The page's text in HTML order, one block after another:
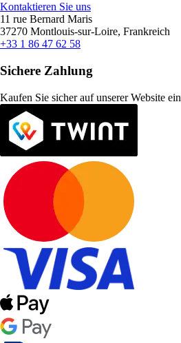
Kontaktieren Sie uns
11 rue Bernard Maris
37270 Montlouis-sur-Loire, Frankreich
+33 1 86 47 62 58
Sichere Zahlung
Kaufen Sie sicher auf unserer Website ein